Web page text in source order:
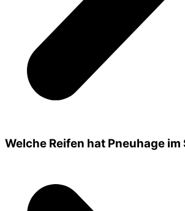
Welche Reifen hat Pneuhage